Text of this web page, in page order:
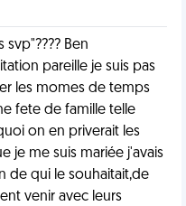
Ben
pareille je suis pas
les momes de temps
fete de famille telle
on en priverait les
je me suis mariée j'avais
de qui le souhaitait,de
venir avec leurs